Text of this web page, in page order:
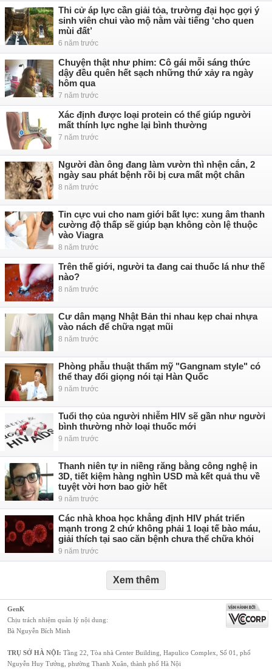
Thi cử áp lực cần giải tỏa, trường đại học gợi ý
sinh viên chui vào mộ nằm vài tiếng ‘cho quen
mùi đất’
6 năm trước
Chuyện thật như phim: Cô gái mỗi sáng thức
dậy đều quên hết sạch những thứ xảy ra ngày
hôm qua
7 năm trước
Xác định được loại protein có thể giúp người
mất thính lực nghe lại bình thường
7 năm trước
Người đàn ông đang làm vườn thì nhện cắn, 2
ngày sau phát bệnh rồi bị cưa mất một chân
8 năm trước
Tin cực vui cho nam giới bất lực: xung âm thanh
cường độ thấp sẽ giúp bạn không còn lệ thuộc
vào Viagra
8 năm trước
Trên thế giới, người ta đang cai thuốc lá như thế
nào?
8 năm trước
Cư dân mạng Nhật Bản thi nhau kẹp chai nhựa
vào nách để chữa ngạt mũi
8 năm trước
Phòng phẫu thuật thẩm mỹ "Gangnam style" có
thể thay đổi giọng nói tại Hàn Quốc
9 năm trước
Tuổi thọ của người nhiễm HIV sẽ gần như người
bình thường nhờ loại thuốc mới
9 năm trước
Thanh niên tự in niềng răng bằng công nghệ in
3D, tiết kiệm hàng nghìn USD mà kết quả thu về
tuyệt vời hơn bao giờ hết
9 năm trước
Các nhà khoa học khẳng định HIV phát triển
mạnh trong 2 chứ không phải 1 loại tế bào máu,
giải thích tại sao căn bệnh chưa thể chữa khỏi
9 năm trước
Xem thêm
GenK
Chịu trách nhiệm quản lý nội dung:
Bà Nguyễn Bích Minh
TRỤ SỞ HÀ NỘI: Tầng 22, Tòa nhà Center Building, Hapulico Complex, Số 01, phố
Nguyễn Huy Tưởng, phường Thanh Xuân, thành phố Hà Nội